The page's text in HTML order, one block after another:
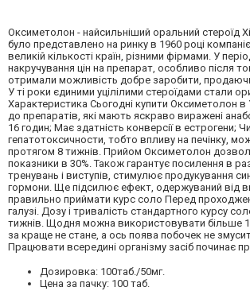
Оксиметолон - найсильніший оральний стероїд
було представлено на ринку в 1960 році
великій кількості країн, різними фірмами. У
накручування цін на препарат, особливо після
отримали можливість добре заробити,
У ті роки єдиними уцілілими стероїдами стали
Характеристика Сьогодні купити Оксиметолон
до препаратів, які мають яскраво виражені
16 годин; Має здатність конверсії в естрогени;
гепатотоксичности, тобто впливу на печінку,
протягом 8 тижнів. Прийом Оксиметолон
показники в 30%. Також гарантує посилення в
тренувань і виступів, стимулює продукування
гормони. Ще підсилює ефект, одержуваний від
правильно приймати курс соло Перед
галузі. Дозу і тривалість стандартного курсу
тижнів. Щодня можна використовувати більше
за краще не стане, а ось поява побочек не
Працювати всередині організму засіб починає
Дозировка: 100таб./50мг.
Цена за пачку: 100 таб.